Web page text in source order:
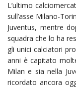
L’ultimo
sull’asse Milano-
Juventus, mentre
squadra che lo ha
gli unici calciatori
anni è capitato
Milan e sia nella
ricordato ancora